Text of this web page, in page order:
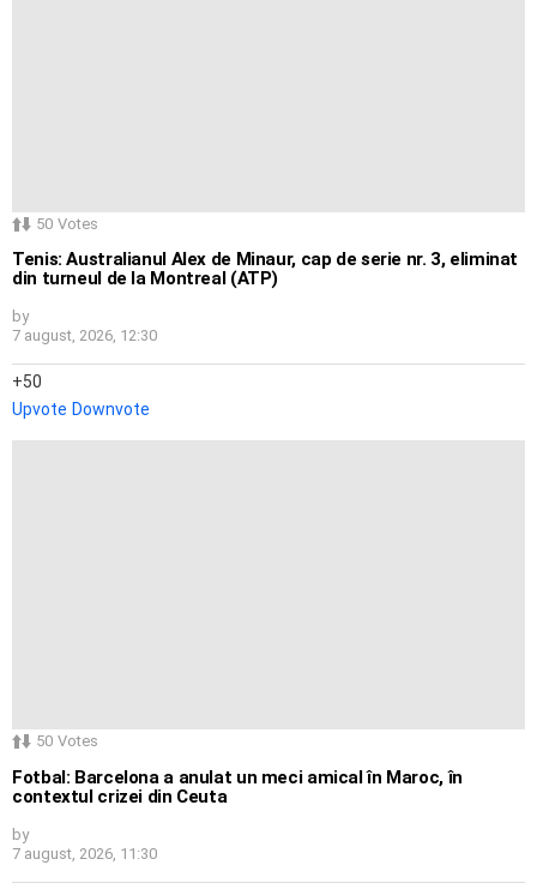
50 Votes
Tenis: Australianul Alex de Minaur, cap de serie nr. 3, eliminat
din turneul de la Montreal (ATP)
by
7 august, 2026, 12:30
50
Upvote Downvote
50 Votes
Fotbal: Barcelona a anulat un meci amical în Maroc, în
contextul crizei din Ceuta
by
7 august, 2026, 11:30